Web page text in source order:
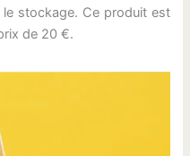
stockage. Ce produit est
de 20 €.